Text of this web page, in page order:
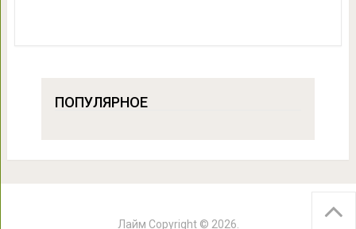
ПОПУЛЯРНОЕ
Лайм Copyright © 2026.